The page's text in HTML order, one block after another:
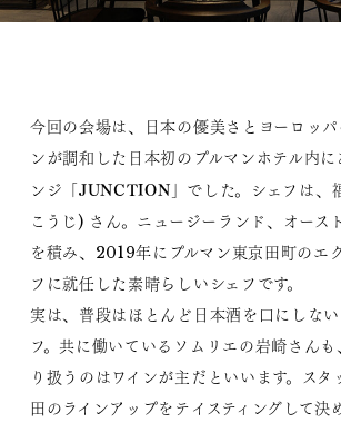
今回の会場は、日本の優美さとヨーロッパ
ンが調和した日本初のプルマンホテル内
ンジ「JUNCTION 」でした。シェフは、
こうじ) さん。ニュージーランド、オース
を積み、2019年にプルマン東京田町のエ
フに就任した素晴らしいシェフです。
実は、普段はほとんど日本酒を口にしな
フ。共に働いているソムリエの岩崎さん
り扱うのはワインが主だといいます。ス
田のラインアップをテイスティングして決